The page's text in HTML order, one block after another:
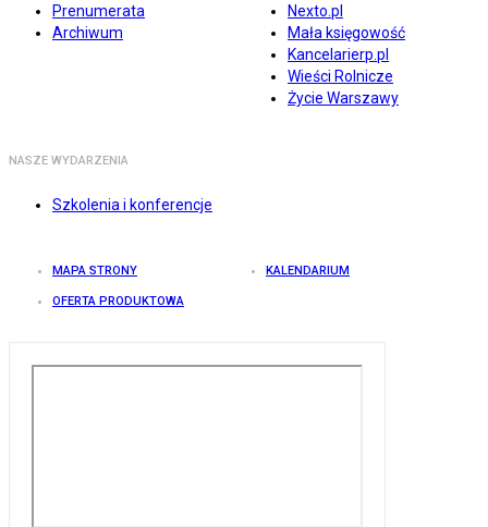
Prenumerata
Archiwum
Nexto.pl
Mała księgowość
Kancelarierp.pl
Wieści Rolnicze
Życie Warszawy
NASZE WYDARZENIA
Szkolenia i konferencje
MAPA STRONY KALENDARIUM
OFERTA PRODUKTOWA